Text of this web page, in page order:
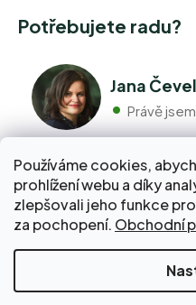
Používáme cookies,
prohlížení webu a díky
zlepšovali jeho funkce
za pochopení. Obchodní
Nakupte za 2 000 Kč a
Potřebujete radu?
Jana
Právě
+420 776 298 517
Volejte pondělí - pátek
info@pravebio.cz
Napište nám kdykoli,
Vytvořil